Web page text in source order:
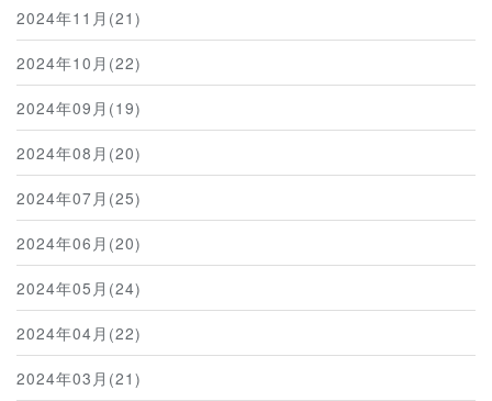
2024年11月(21)
2024年10月(22)
2024年09月(19)
2024年08月(20)
2024年07月(25)
2024年06月(20)
2024年05月(24)
2024年04月(22)
2024年03月(21)